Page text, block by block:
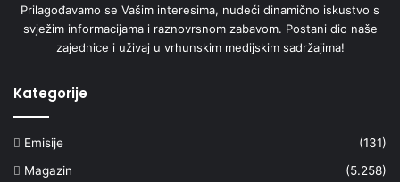
Prilagođavamo se Vašim interesima, nudeći dinamično iskustvo s
svježim informacijama i raznovrsnom zabavom. Postani dio naše
zajednice i uživaj u vrhunskim medijskim sadržajima!
Kategorije
Emisije
(131)
Magazin
(5.258)